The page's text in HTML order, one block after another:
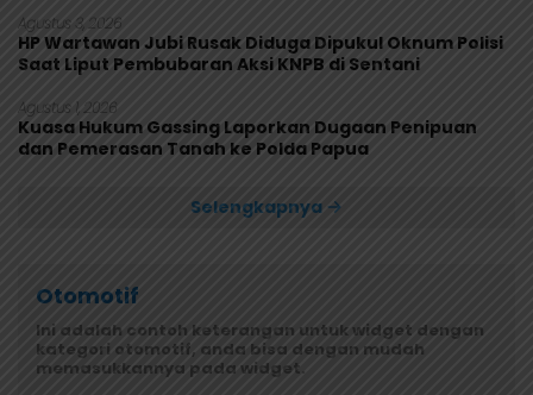
Agustus 3, 2026
HP Wartawan Jubi Rusak Diduga Dipukul Oknum Polisi
Saat Liput Pembubaran Aksi KNPB di Sentani
Agustus 1, 2026
Kuasa Hukum Gassing Laporkan Dugaan Penipuan
dan Pemerasan Tanah ke Polda Papua
Selengkapnya
Otomotif
Ini adalah contoh keterangan untuk widget dengan
kategori otomotif, anda bisa dengan mudah
memasukkannya pada widget.